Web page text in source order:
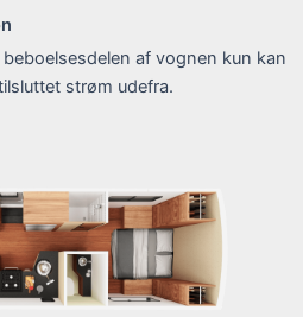
af vognen kun kan
strøm udefra.